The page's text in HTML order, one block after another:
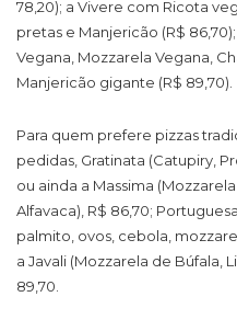
78,20); a Vivere com Ricota
pretas e Manjericão (R$
Vegana, Mozzarela Vegana,
Manjericão gigante (R$ 89,70).
Para quem prefere pizzas
pedidas, Gratinata (Catupiry,
ou ainda a Massima
Alfavaca), R$ 86,70;
palmito, ovos, cebola,
a Javali (Mozzarela de Búfala,
89,70.